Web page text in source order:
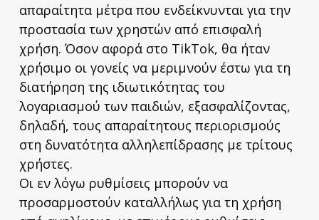
απαραίτητα μέτρα που ενδείκνυνται για την
προστασία των χρηστών από επισφαλή
χρήση. Όσον αφορά στο TikTok, θα ήταν
χρήσιμο οι γονείς να μεριμνούν έστω για τη
διατήρηση της ιδιωτικότητας του
λογαριασμού των παιδιών, εξασφαλίζοντας,
δηλαδή, τους απαραίτητους περιορισμούς
στη δυνατότητα αλληλεπίδρασης με τρίτους
χρήστες.
Οι εν λόγω ρυθμίσεις μπορούν να
προσαρμοστούν καταλλήλως για τη χρήση